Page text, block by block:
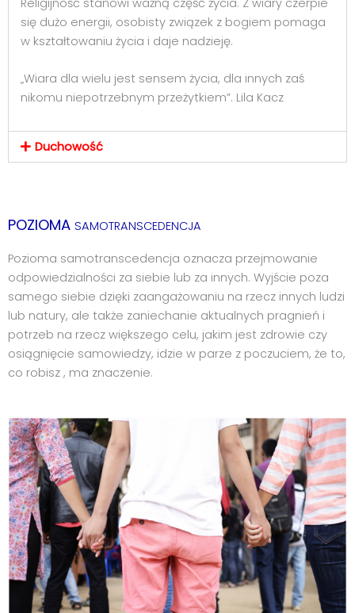
się dużo energii, osobisty związek z bogiem pomaga
w kształtowaniu życia i daje nadzieję.
„Wiara dla wielu jest sensem życia, dla innych zaś
nikomu niepotrzebnym przeżytkiem”. Lila Kacz
Duchowość
POZIOMA SAMOTRANSCEDENCJA
Pozioma samotranscedencja oznacza przejmowanie
odpowiedzialności za siebie lub za innych. Wyjście poza
samego siebie dzięki zaangażowaniu na rzecz innych ludzi
lub natury, ale także zaniechanie aktualnych pragnień i
potrzeb na rzecz większego celu, jakim jest zdrowie czy
osiągnięcie samowiedzy, idzie w parze z poczuciem, że to,
co robisz , ma znaczenie.